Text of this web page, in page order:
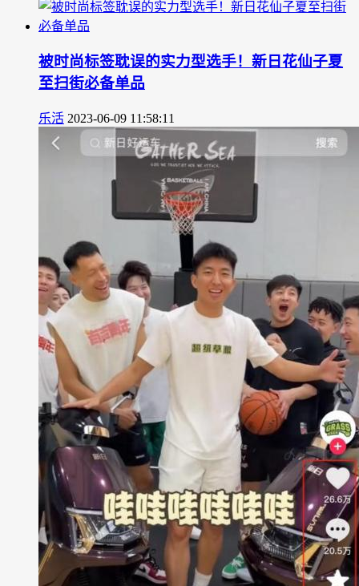
被时尚标签耽误的实力型选手！新日花仙子夏
至扫街必备单品
乐活 2023-06-09 11:58:11